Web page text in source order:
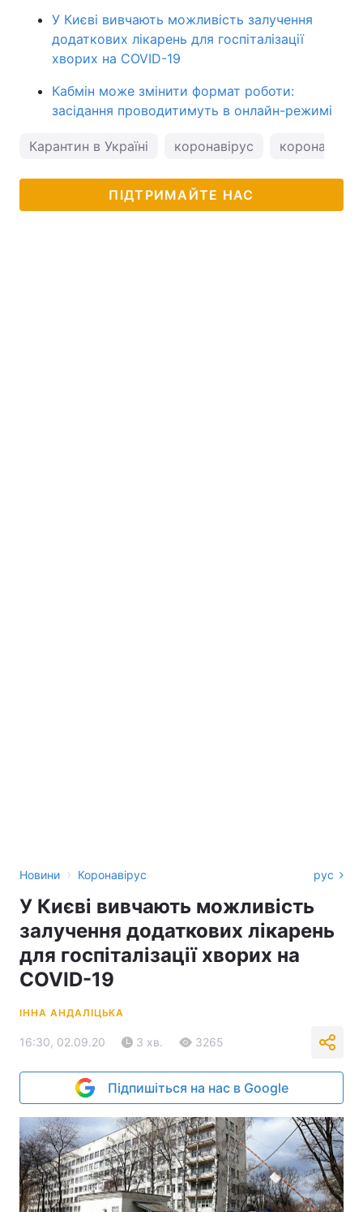
У Києві вивчають можливість залучення
додаткових лікарень для госпіталізації
хворих на COVID-19
Кабмін може змінити формат роботи:
засідання проводитимуть в онлайн-режимі
Карантин в Україні коронавірус коронавірус
ПІДТРИМАЙТЕ НАС
Новини › Коронавірус рус
У Києві вивчають можливість
залучення додаткових лікарень
для госпіталізації хворих на
COVID-19
ІННА АНДАЛІЦЬКА
16:30, 02.09.20 3 хв. 3265
Підпишіться на нас в Google